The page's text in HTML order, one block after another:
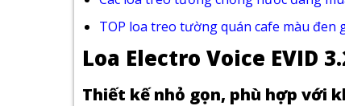
TOP loa treo tường quán cafe màu đen
Loa Electro Voice EVID
Thiết kế nhỏ gọn, phù hợp với